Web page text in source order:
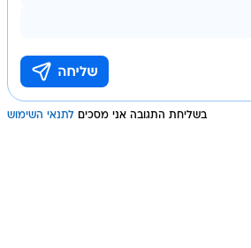
בשליחת התגובה אני מסכים לתנאי השימוש